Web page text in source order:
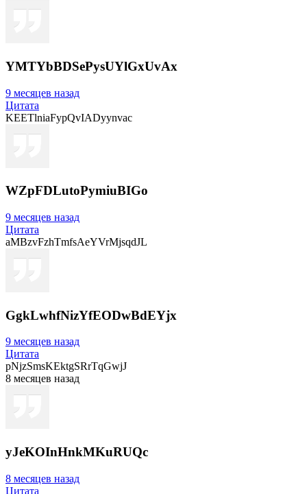
YMTYbBDSePysUYlGxUvAx
9 месяцев назад
Цитата
KEETlniaFypQvIADyynvac
WZpFDLutoPymiuBIGo
9 месяцев назад
Цитата
aMBzvFzhTmfsAeYVrMjsqdJL
GgkLwhfNizYfEODwBdEYjx
9 месяцев назад
Цитата
pNjzSmsKEktgSRrTqGwjJ
8 месяцев назад
yJeKOInHnkMKuRUQc
8 месяцев назад
Цитата